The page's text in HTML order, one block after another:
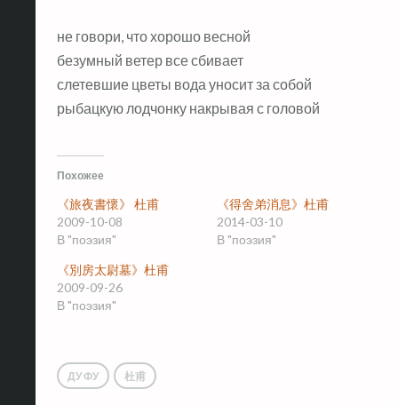
не говори, что хорошо весной
безумный ветер все сбивает
слетевшие цветы вода уносит за собой
рыбацкую лодчонку накрывая с головой
Похожее
《旅夜書懷》 杜甫
2009-10-08
В "поэзия"
《得舍弟消息》杜甫
2014-03-10
В "поэзия"
《別房太尉墓》杜甫
2009-09-26
В "поэзия"
ДУ ФУ 杜甫